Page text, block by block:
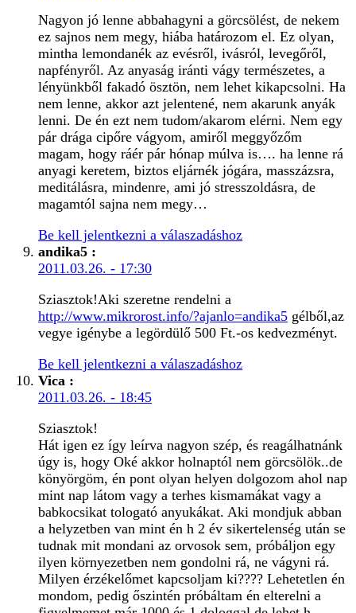
Nagyon jó lenne abbahagyni a görcsölést, de nekem
ez sajnos nem megy, hiába határozom el. Ez olyan,
mintha lemondanék az evésről, ivásról, levegőről,
napfényről. Az anyaság iránti vágy természetes, a
lényünkből fakadó ösztön, nem lehet kikapcsolni. Ha
nem lenne, akkor azt jelentené, nem akarunk anyák
lenni. De én ezt nem tudom/akarom elérni. Nem egy
pár drága cipőre vágyom, amiről meggyőzőm
magam, hogy ráér pár hónap múlva is…. ha lenne rá
anyagi keretem, biztos eljárnék jógára, masszázsra,
meditálásra, mindenre, ami jó stresszoldásra, de
magamtól sajna nem megy…
Be kell jelentkezni a válaszadáshoz
andika5 :
2011.03.26. - 17:30
Sziasztok!Aki szeretne rendelni a
http://www.mikrorost.info/?ajanlo=andika5 gélből,az
vegye igénybe a legördülő 500 Ft.-os kedvezményt.
Be kell jelentkezni a válaszadáshoz
Vica :
2011.03.26. - 18:45
Sziasztok!
Hát igen ez így leírva nagyon szép, és reagálhatnánk
úgy is, hogy Oké akkor holnaptól nem görcsölök..de
könyörgöm, én pont olyan helyen dolgozom ahol nap
mint nap látom vagy a terhes kismamákat vagy a
babkocsikat tologató anyukákat. Aki mondjuk abban
a helyzetben van mint én h 2 év sikertelenség után se
tudnak mit mondani az orvosok sem, próbáljon egy
ilyen környezetben nem gondolni rá, ne vágyni rá.
Milyen érzékelőmet kapcsoljam ki???? Lehetetlen én
mondom, pedig őszintén próbáltam én elterelni a